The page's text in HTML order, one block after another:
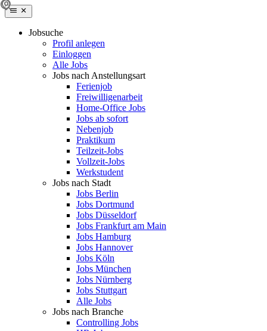
Jobsuche
Profil anlegen
Einloggen
Alle Jobs
Jobs nach Anstellungsart
Ferienjob
Freiwilligenarbeit
Home-Office Jobs
Jobs ab sofort
Nebenjob
Praktikum
Teilzeit-Jobs
Vollzeit-Jobs
Werkstudent
Jobs nach Stadt
Jobs Berlin
Jobs Dortmund
Jobs Düsseldorf
Jobs Frankfurt am Main
Jobs Hamburg
Jobs Hannover
Jobs Köln
Jobs München
Jobs Nürnberg
Jobs Stuttgart
Alle Jobs
Jobs nach Branche
Controlling Jobs